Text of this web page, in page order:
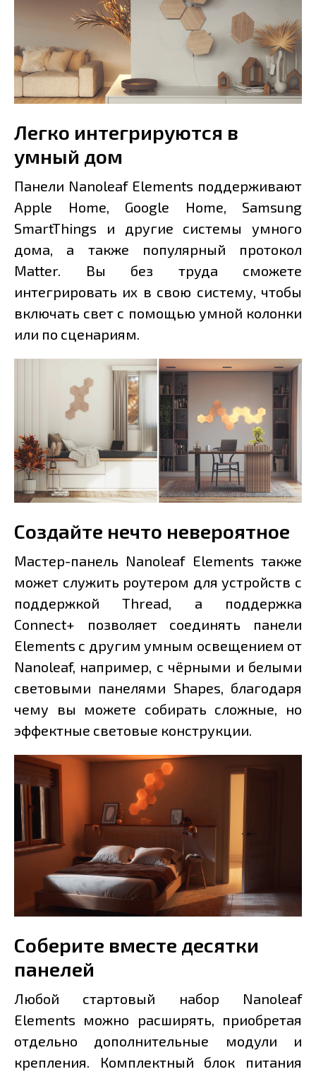
Легко интегрируются в
умный дом
Панели Nanoleaf Elements поддерживают
Apple Home, Google Home, Samsung
SmartThings и другие системы умного
дома, а также популярный протокол
Matter. Вы без труда сможете
интегрировать их в свою систему, чтобы
включать свет с помощью умной колонки
или по сценариям.
Создайте нечто невероятное
Мастер-панель Nanoleaf Elements также
может служить роутером для устройств с
поддержкой Thread, а поддержка
Connect+ позволяет соединять панели
Elements с другим умным освещением от
Nanoleaf, например, с чёрными и белыми
световыми панелями Shapes, благодаря
чему вы можете собирать сложные, но
эффектные световые конструкции.
Соберите вместе десятки
панелей
Любой стартовый набор Nanoleaf
Elements можно расширять, приобретая
отдельно дополнительные модули и
крепления. Комплектный блок питания